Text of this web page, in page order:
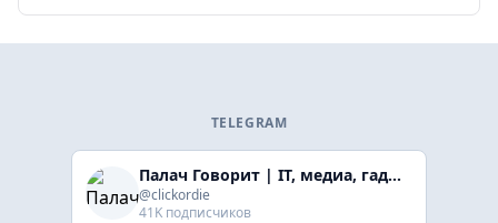
TELEGRAM
Палач Говорит | IT, медиа, гaджеты, скидки
@clickordie
41K подписчиков